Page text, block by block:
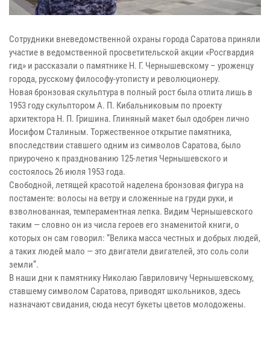
Сотрудники вневедомственной охраны города Саратова приняли
участие в ведомственной просветительской акции «Росгвардия
гид» и рассказали о памятнике Н. Г. Чернышевскому – уроженцу
города, русскому философу-утописту и революционеру.
Новая бронзовая скульптура в полный рост была отлита лишь в
1953 году скульптором А. П. Кибальниковым по проекту
архитектора Н. П. Гришина. Глиняный макет был одобрен лично
Иосифом Сталиным. Торжественное открытие памятника,
впоследствии ставшего одним из символов Саратова, было
приурочено к празднованию 125-летия Чернышевского и
состоялось 26 июля 1953 года.
Свободной, летящей красотой наделена бронзовая фигура на
постаменте: волосы на ветру и сложенные на груди руки, и
взволнованная, темпераментная лепка. Видим Чернышевского
таким — словно он из числа героев его знаменитой книги, о
которых он сам говорил: “Велика масса честных и добрых людей,
а таких людей мало — это двигатели двигателей, это соль соли
земли”.
В наши дни к памятнику Николаю Гавриловичу Чернышевскому,
ставшему символом Саратова, приводят школьников, здесь
назначают свидания, сюда несут букеты цветов молодожены.